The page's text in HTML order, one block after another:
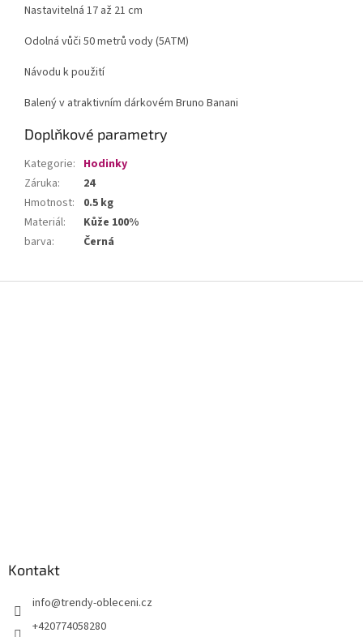
Nastavitelná 17 až 21 cm
Odolná vůči 50 metrů vody (5ATM)
Návodu k použití
Balený v atraktivním dárkovém Bruno Banani
Doplňkové parametry
Kategorie: Hodinky
Záruka:
24
Hmotnost:
0.5 kg
Materiál:
Kůže 100%
barva: Černá
Kontakt
info@trendy-obleceni.cz
+420774058280